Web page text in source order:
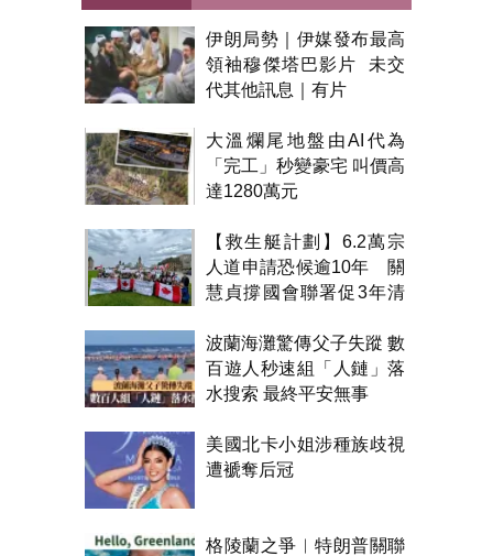
伊朗局勢｜伊媒發布最高
領袖穆傑塔巴影片 未交
代其他訊息｜有片
大溫爛尾地盤由AI代為
「完工」秒變豪宅 叫價高
達1280萬元
【救生艇計劃】6.2萬宗
人道申請恐候逾10年 關
慧貞撐國會聯署促3年清
波蘭海灘驚傳父子失蹤 數
百遊人秒速組「人鏈」落
水搜索 最終平安無事
美國北卡小姐涉種族歧視
遭褫奪后冠
格陵蘭之爭︱特朗普關聯